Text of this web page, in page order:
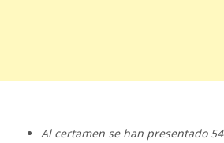
Al certamen se han presentado